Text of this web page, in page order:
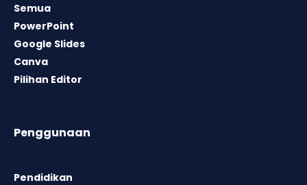
Semua
PowerPoint
Google Slides
Canva
Pilihan Editor
Penggunaan
Pendidikan